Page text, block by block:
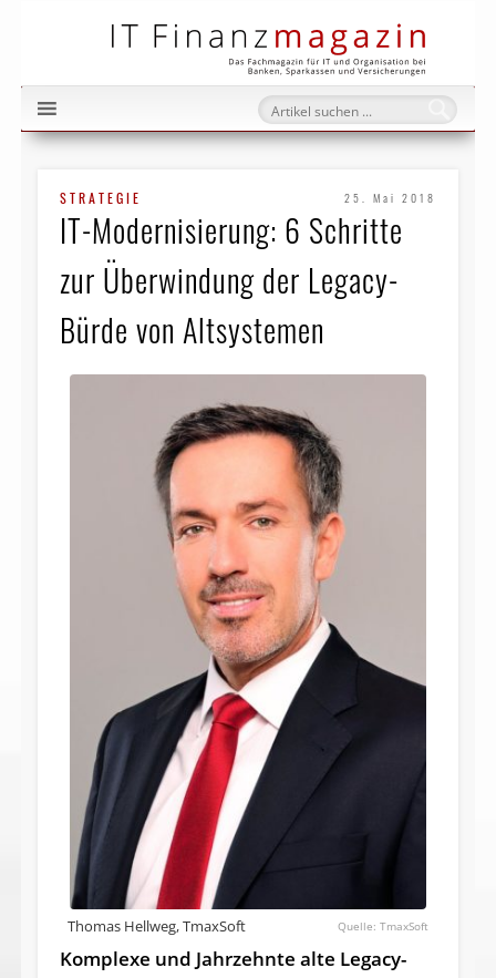
STRATEGIE 25. Mai 2018
IT-Modernisierung: 6 Schritte
zur Überwindung der Legacy-
Bürde von Altsystemen
Thomas Hellweg, TmaxSoft TmaxSoft
Komplexe und Jahrzehnte alte Legacy-